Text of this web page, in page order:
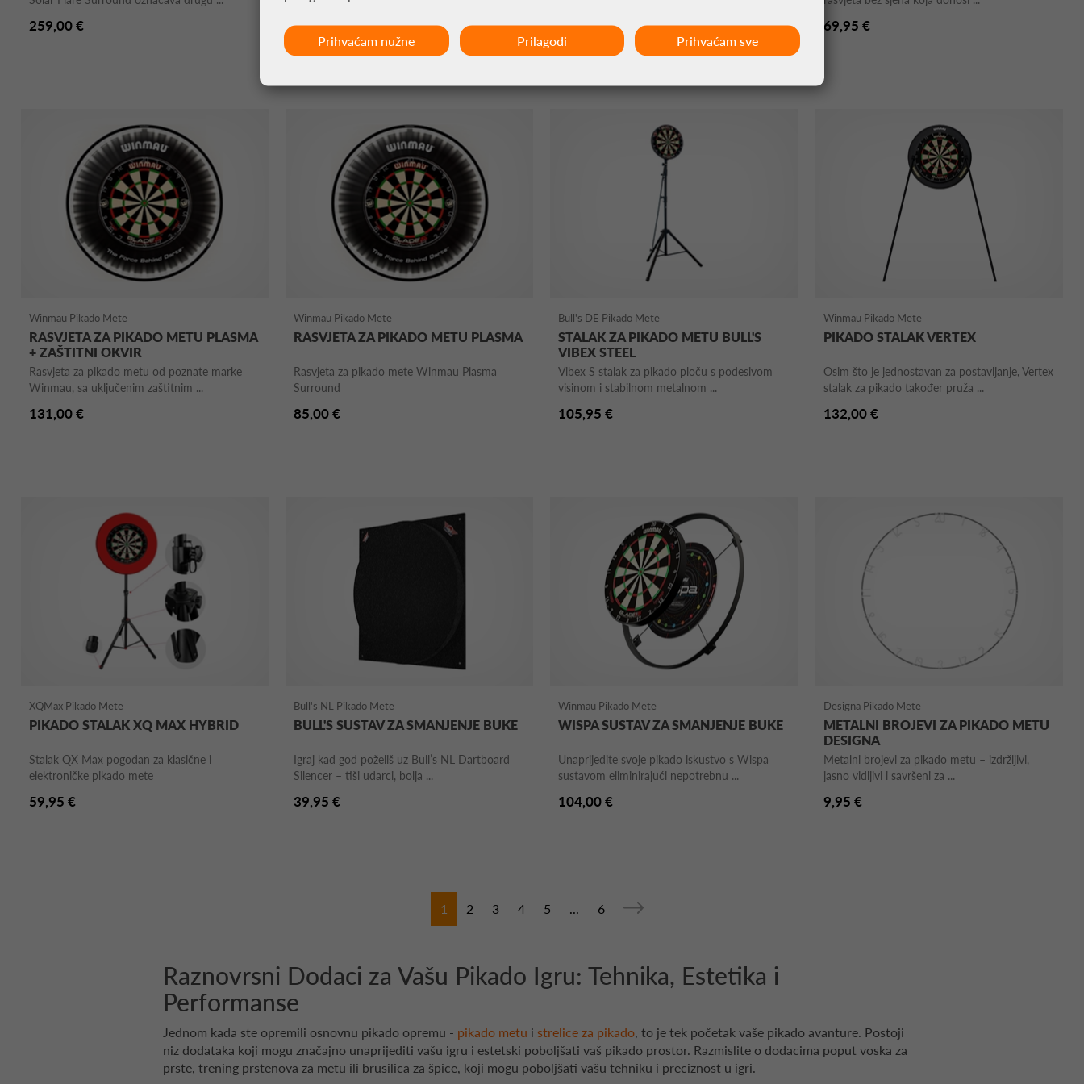
259,00 € 47,95 € 89,95 € 69,95 €
Winmau Pikado Mete
RASVJETA ZA PIKADO METU PLASMA
+ ZAŠTITNI OKVIR
Rasvjeta za pikado metu od poznate marke
Winmau, sa uključenim zaštitnim ...
131,00 €
Winmau Pikado Mete
RASVJETA ZA PIKADO METU PLASMA
Rasvjeta za pikado mete Winmau Plasma
Surround
85,00 €
Bull's DE Pikado Mete
STALAK ZA PIKADO METU BULL'S
VIBEX STEEL
Vibex S stalak za pikado ploču s podesivom
visinom i stabilnom metalnom ...
105,95 €
Winmau Pikado Mete
PIKADO STALAK VERTEX
Osim što je jednostavan za postavljanje, Vertex
stalak za pikado također pruža ...
132,00 €
XQMax Pikado Mete
PIKADO STALAK XQ MAX HYBRID
Stalak QX Max pogodan za klasične i
elektroničke pikado mete
59,95 €
Bull's NL Pikado Mete
BULL'S SUSTAV ZA SMANJENJE BUKE
Igraj kad god poželiš uz Bull’s NL Dartboard
Silencer – tiši udarci, bolja ...
39,95 €
Winmau Pikado Mete
WISPA SUSTAV ZA SMANJENJE BUKE
Unaprijedite svoje pikado iskustvo s Wispa
sustavom eliminirajući nepotrebnu ...
104,00 €
Designa Pikado Mete
METALNI BROJEVI ZA PIKADO METU
DESIGNA
Metalni brojevi za pikado metu – izdržljivi,
jasno vidljivi i savršeni za ...
9,95 €
1 2 3 4 5 ... 6
Raznovrsni Dodaci za Vašu Pikado Igru: Tehnika, Estetika i
Performanse
Jednom kada ste opremili osnovnu pikado opremu - pikado metu i strelice za pikado, to je tek početak vaše pikado avanture. Postoji
niz dodataka koji mogu značajno unaprijediti vašu igru i estetski poboljšati vaš pikado prostor. Razmislite o dodacima poput voska za
prste, trening prstenova za metu ili brusilica za špice, koji mogu poboljšati vašu tehniku i preciznost u igri.
Prihvaćam nužne Prilagodi Prihvaćam sve